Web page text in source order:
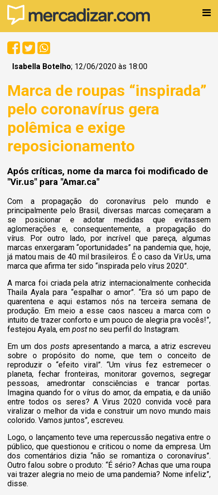
Isabella Botelho; 12/06/2020 às 18:00
Marca de roupas “inspirada”
pelo coronavírus gera
polêmica e exige
reposicionamento
Após críticas, nome da marca foi modificado de
"Vir.us" para "Amar.ca"
Com a propagação do coronavírus pelo mundo e
principalmente pelo Brasil, diversas marcas começaram a
se posicionar e adotar medidas que evitassem
aglomerações e, consequentemente, a propagação do
vírus. Por outro lado, por incrível que pareça, algumas
marcas enxergaram “oportunidades” na pandemia que, hoje,
já matou mais de 40 mil brasileiros. É o caso da Vir.Us, uma
marca que afirma ter sido “inspirada pelo vírus 2020”.
A marca foi criada pela atriz internacionalmente conhecida
Thaila Ayala para “espalhar o amor”. “Era só um papo de
quarentena e aqui estamos nós na terceira semana de
produção. Em meio a esse caos nasceu a marca com o
intuito de trazer conforto e um pouco de alegria pra vocês!”,
festejou Ayala, em post no seu perfil do Instagram.
Em um dos postsapresentando a marca, a atriz escreveu
sobre o propósito do nome, que tem o conceito de
reproduzir o “efeito viral”. “Um vírus fez estremecer o
planeta, fechar fronteiras, monitorar governos, segregar
pessoas, amedrontar consciências e trancar portas.
Imagina quando for o vírus do amor, da empatia, e da união
entre todos os seres? A Virus 2020 convida você para
viralizar o melhor da vida e construir um novo mundo mais
colorido. Vamos juntos”, escreveu.
Logo, o lançamento teve uma repercussão negativa entre o
público, que questionou e criticou o nome da empresa. Um
dos comentários dizia “não se romantiza o coronavírus”.
Outro falou sobre o produto: “É sério? Achas que uma roupa
vai trazer alegria no meio de uma pandemia? Nome infeliz”,
disse.